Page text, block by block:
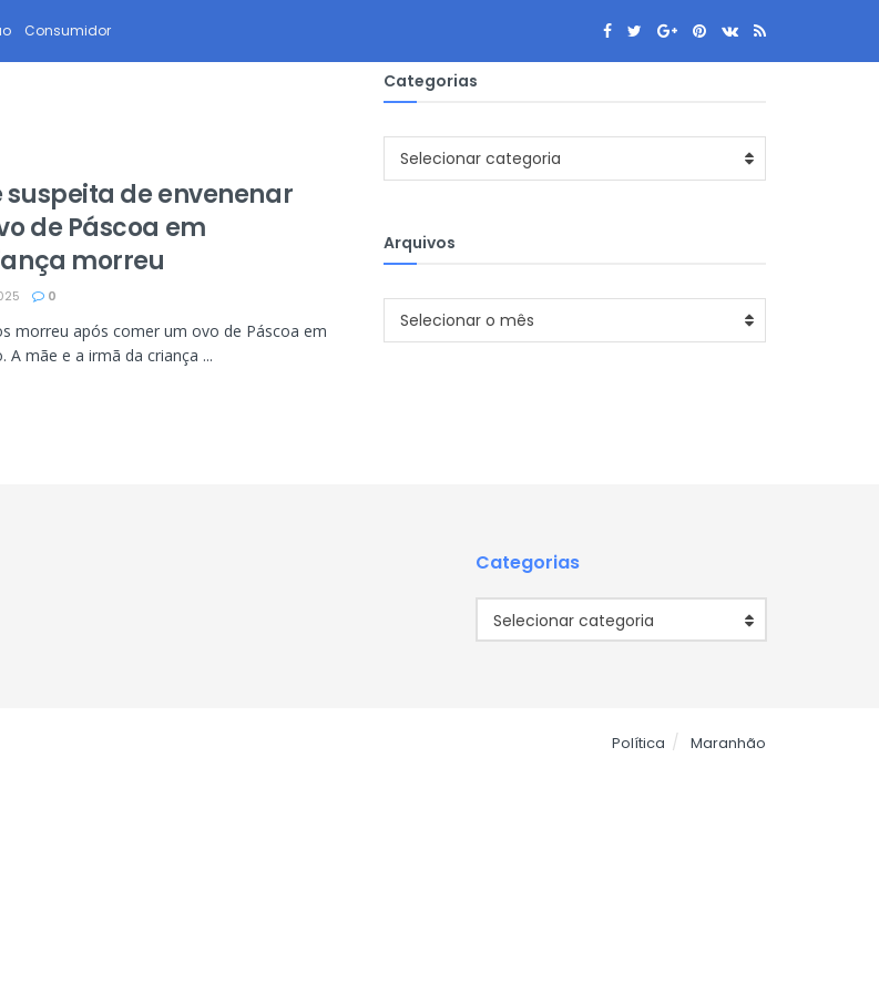
Consumidor
suspeita de envenenar
de Páscoa em
morreu
0
morreu após comer um ovo de Páscoa em
mãe e a irmã da criança ...
Categorias
Categorias
Selecionar categoria
Arquivos
Arquivos
Selecionar o mês
Categorias
Selecionar categoria
Política Maranhão